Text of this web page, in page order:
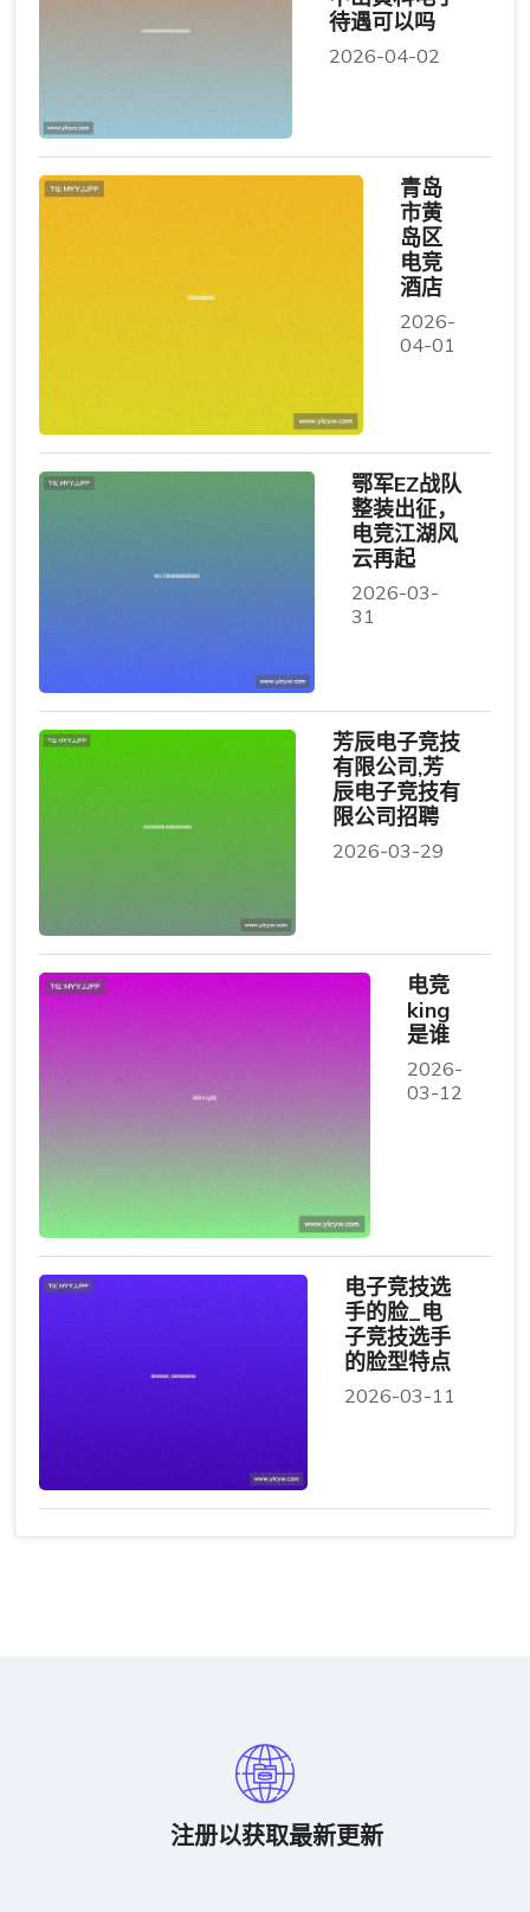
待遇可以吗
2026-04-02
青岛
市黄
岛区
电竞
酒店
2026-
04-01
鄂军EZ战队
整装出征，
电竞江湖风
云再起
2026-03-
31
芳辰电子竞技
有限公司,芳
辰电子竞技有
限公司招聘
2026-03-29
电竞
king
是谁
2026-
03-12
电子竞技选
手的脸_电
子竞技选手
的脸型特点
2026-03-11
注册以获取最新更新